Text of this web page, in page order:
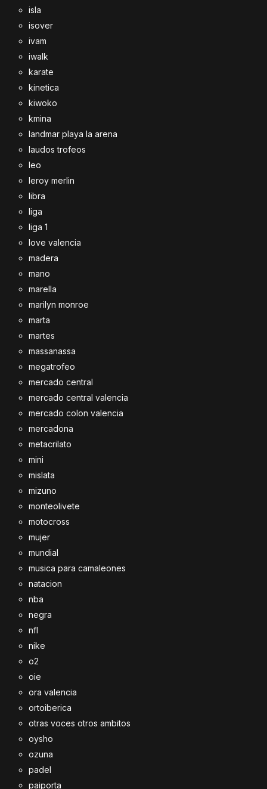
isla
isover
ivam
iwalk
karate
kinetica
kiwoko
kmina
landmar playa la arena
laudos trofeos
leo
leroy merlin
libra
liga
liga 1
love valencia
madera
mano
marella
marilyn monroe
marta
martes
massanassa
megatrofeo
mercado central
mercado central valencia
mercado colon valencia
mercadona
metacrilato
mini
mislata
mizuno
monteolivete
motocross
mujer
mundial
musica para camaleones
natacion
nba
negra
nfl
nike
o2
oie
ora valencia
ortoiberica
otras voces otros ambitos
oysho
ozuna
padel
paiporta